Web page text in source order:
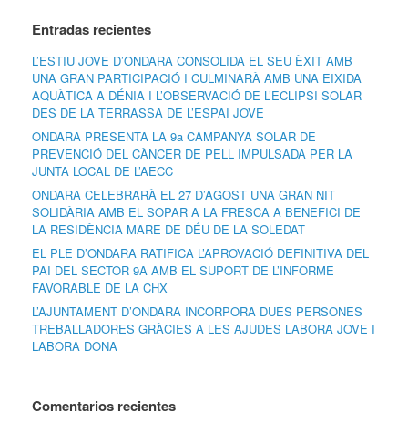
Entradas recientes
L’ESTIU JOVE D’ONDARA CONSOLIDA EL SEU ÈXIT AMB
UNA GRAN PARTICIPACIÓ I CULMINARÀ AMB UNA EIXIDA
AQUÀTICA A DÉNIA I L’OBSERVACIÓ DE L’ECLIPSI SOLAR
DES DE LA TERRASSA DE L’ESPAI JOVE
ONDARA PRESENTA LA 9a CAMPANYA SOLAR DE
PREVENCIÓ DEL CÀNCER DE PELL IMPULSADA PER LA
JUNTA LOCAL DE L’AECC
ONDARA CELEBRARÀ EL 27 D’AGOST UNA GRAN NIT
SOLIDÀRIA AMB EL SOPAR A LA FRESCA A BENEFICI DE
LA RESIDÈNCIA MARE DE DÉU DE LA SOLEDAT
EL PLE D’ONDARA RATIFICA L’APROVACIÓ DEFINITIVA DEL
PAI DEL SECTOR 9A AMB EL SUPORT DE L’INFORME
FAVORABLE DE LA CHX
L’AJUNTAMENT D’ONDARA INCORPORA DUES PERSONES
TREBALLADORES GRÀCIES A LES AJUDES LABORA JOVE I
LABORA DONA
Comentarios recientes